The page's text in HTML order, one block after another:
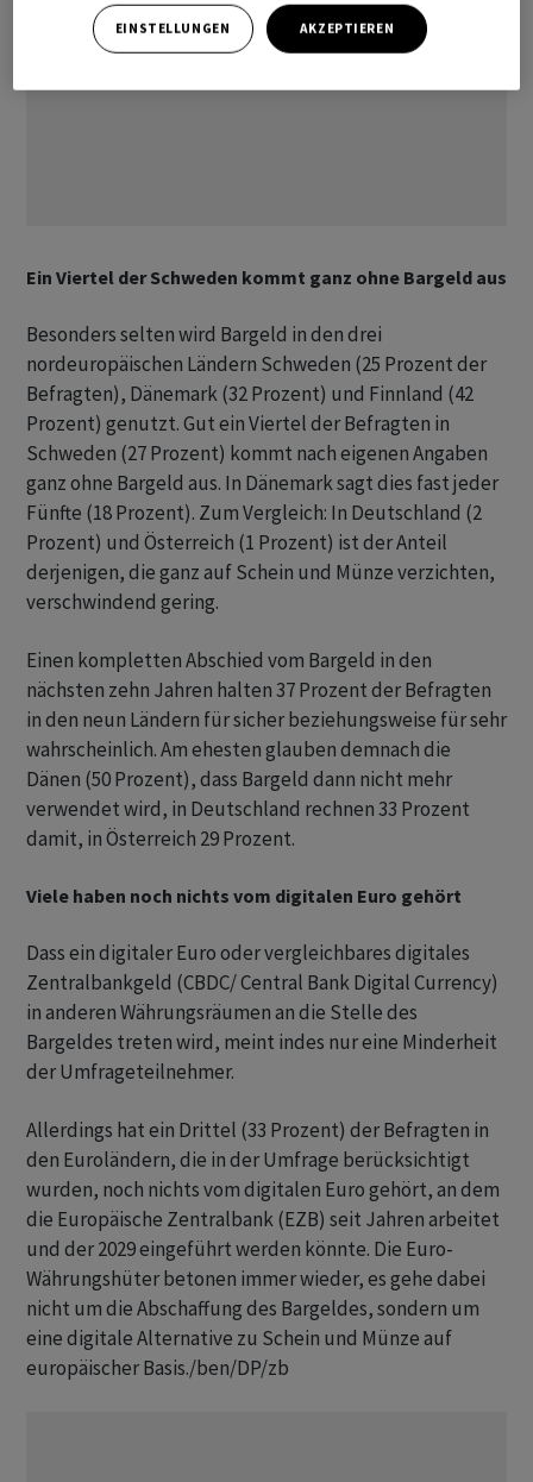
Ein Viertel der Schweden kommt ganz ohne Bargeld aus
Besonders selten wird Bargeld in den drei
nordeuropäischen Ländern Schweden (25 Prozent der
Befragten), Dänemark (32 Prozent) und Finnland (42
Prozent) genutzt. Gut ein Viertel der Befragten in
Schweden (27 Prozent) kommt nach eigenen Angaben
ganz ohne Bargeld aus. In Dänemark sagt dies fast jeder
Fünfte (18 Prozent). Zum Vergleich: In Deutschland (2
Prozent) und Österreich (1 Prozent) ist der Anteil
derjenigen, die ganz auf Schein und Münze verzichten,
verschwindend gering.
Einen kompletten Abschied vom Bargeld in den
nächsten zehn Jahren halten 37 Prozent der Befragten
in den neun Ländern für sicher beziehungsweise für sehr
wahrscheinlich. Am ehesten glauben demnach die
Dänen (50 Prozent), dass Bargeld dann nicht mehr
verwendet wird, in Deutschland rechnen 33 Prozent
damit, in Österreich 29 Prozent.
Viele haben noch nichts vom digitalen Euro gehört
Dass ein digitaler Euro oder vergleichbares digitales
Zentralbankgeld (CBDC/ Central Bank Digital Currency)
in anderen Währungsräumen an die Stelle des
Bargeldes treten wird, meint indes nur eine Minderheit
der Umfrageteilnehmer.
Allerdings hat ein Drittel (33 Prozent) der Befragten in
den Euroländern, die in der Umfrage berücksichtigt
wurden, noch nichts vom digitalen Euro gehört, an dem
die Europäische Zentralbank (EZB) seit Jahren arbeitet
und der 2029 eingeführt werden könnte. Die Euro-
Währungshüter betonen immer wieder, es gehe dabei
nicht um die Abschaffung des Bargeldes, sondern um
eine digitale Alternative zu Schein und Münze auf
europäischer Basis./ben/DP/zb
EINSTELLUNGEN AKZEPTIEREN